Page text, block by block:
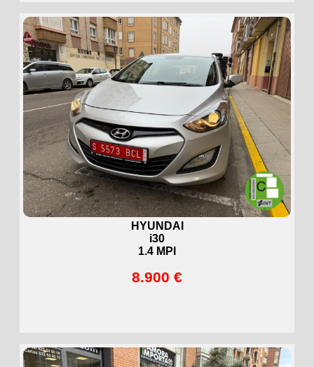
HYUNDAI
i30
1.4 MPI
8.900 €